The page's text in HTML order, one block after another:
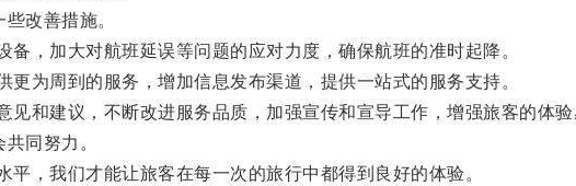
改善措施。
，加大对航班延误等问题的应对力度，确保航班的准时起降。
为周到的服务，增加信息发布渠道，提供一站式的服务支持。
和建议，不断改进服务品质，加强宣传和宣导工作，增强旅客的体
同努力。
，我们才能让旅客在每一次的旅行中都得到良好的体验。